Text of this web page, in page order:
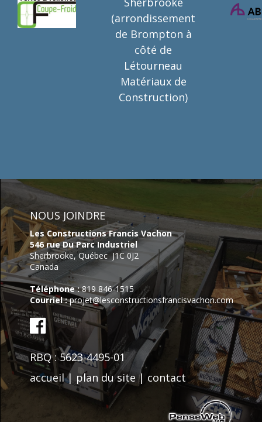
(arrondissement
de Brompton à
côté de
Létourneau
Matériaux de
Construction)
NOUS JOINDRE
Les Constructions Francis Vachon
546 rue Du Parc Industriel
Sherbrooke,Québec J1C 0J2
Canada
Téléphone : 819 846-1515
Courriel : projet@lesconstructionsfrancisvachon.com
RBQ : 5623-4495-01
accueil| plan du site| contact